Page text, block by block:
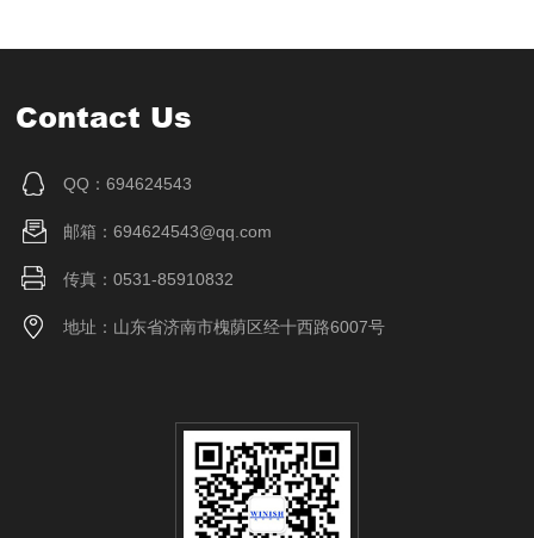
Contact Us
QQ：694624543
邮箱：694624543@qq.com
传真：0531-85910832
地址：山东省济南市槐荫区经十西路6007号